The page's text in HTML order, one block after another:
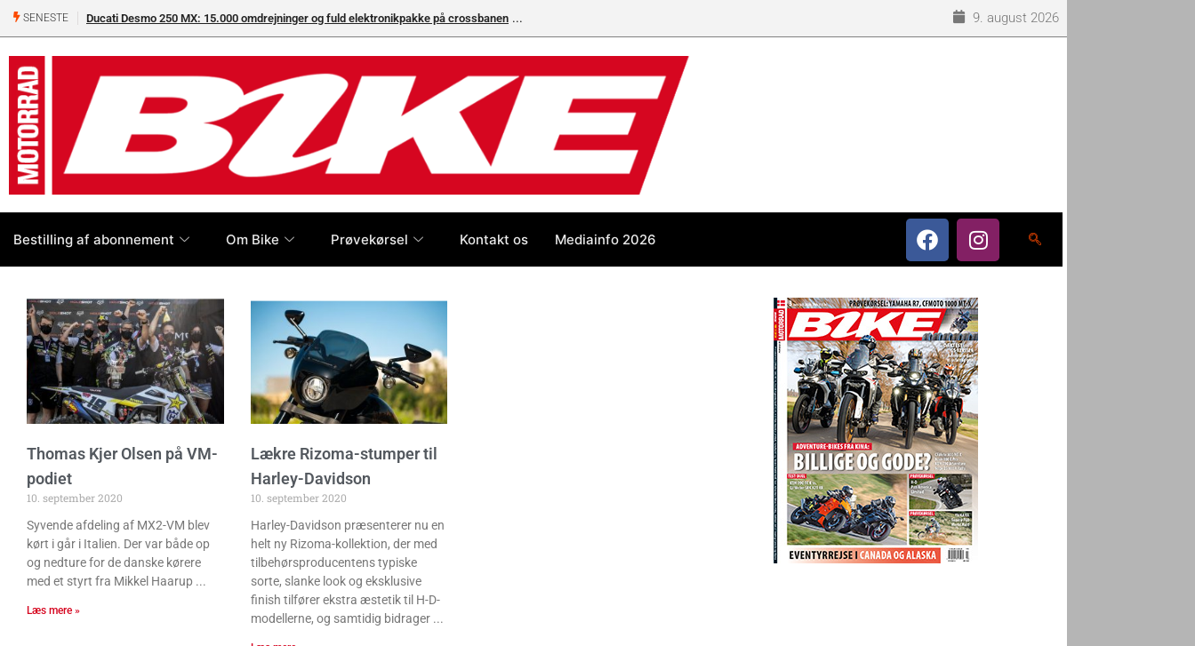
SENESTE Ducati Desmo 250 MX: 15.000 omdrejninger og fuld elektronikpakke på crossbanen 9. august 2026
Bestilling af abonnement Om Bike Prøvekørsel Kontakt os Mediainfo 2026
Thomas Kjer Olsen på VM-
podiet
10. september 2020
Syvende afdeling af MX2-VM blev
kørt i går i Italien. Der var både op
og nedture for de danske kørere
med et styrt fra Mikkel Haarup
Læs mere »
Lækre Rizoma-stumper til
Harley-Davidson
10. september 2020
Harley-Davidson præsenterer nu en
helt ny Rizoma-kollektion, der med
tilbehørsproducentens typiske
sorte, slanke look og eksklusive
finish tilfører ekstra æstetik til H-D-
modellerne, og samtidig bidrager